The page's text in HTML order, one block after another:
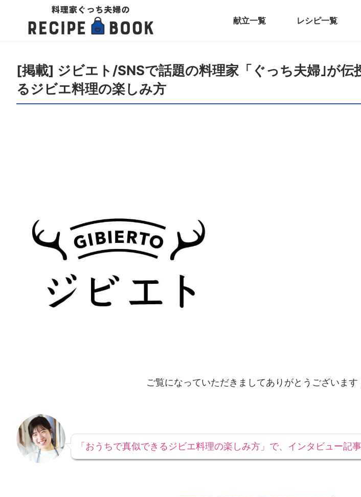
献立一覧 レシピ一覧
[掲載] ジビエト/SNSで話題の料理家「ぐっち夫婦｣が伝
るジビエ料理の楽しみ方
ご覧になっていただきましてありがとうございます
「おうちで真似できるジビエ料理の楽しみ方」で、インタビュー記